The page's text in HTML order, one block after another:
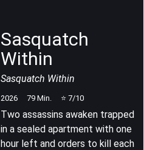
Sasquatch
Within
Sasquatch Within
2026 79 Min. ⭐ 7/10
Two assassins awaken trapped
in a sealed apartment with one
hour left and orders to kill each